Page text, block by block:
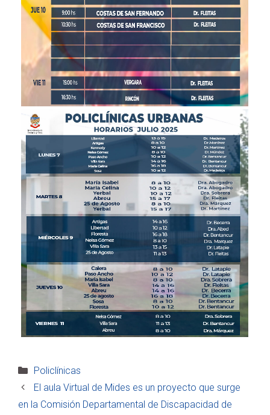
Categorías
Policlínicas
El aula Virtual de Mides es un proyecto que surge
en la Comisión Departamental de Discapacidad de